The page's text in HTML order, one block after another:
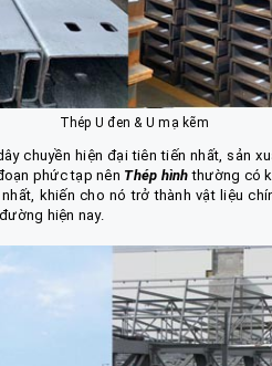
Thép U đen & U mạ kẽm
chuyền hiện đại tiên tiến nhất, sản
phức tạp nên Thép hình thường có
khiến cho nó trở thành vật liệu
hiện nay.